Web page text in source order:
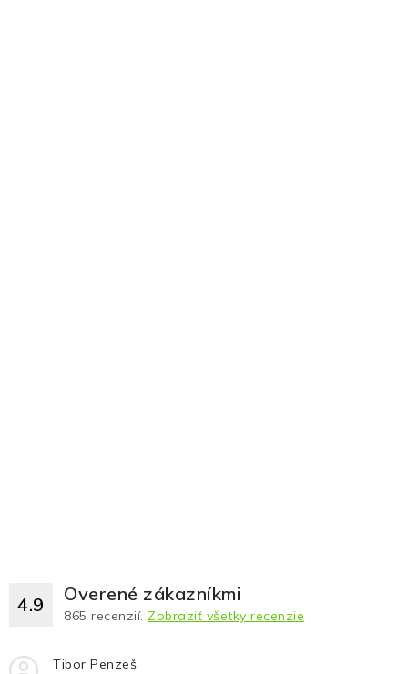
4.9 Overené zákazníkmi
865 recenzií. Zobraziť všetky recenzie
Tibor Penzeš